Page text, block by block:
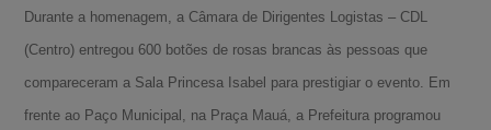
Durante a homenagem, a Câmara de Dirigentes Logistas – CDL
(Centro) entregou 600 botões de rosas brancas às pessoas que
compareceram a Sala Princesa Isabel para prestigiar o evento. Em
frente ao Paço Municipal, na Praça Mauá, a Prefeitura programou